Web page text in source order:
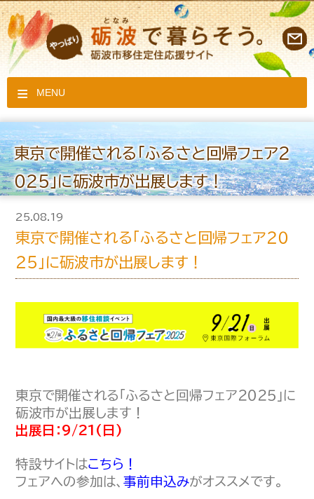
MENU
東京で開催される「ふるさと回帰フェア２
０２５」に砺波市が出展します！
25.08.19
東京で開催される「ふるさと回帰フェア２０
２５」に砺波市が出展します！
東京で開催される「ふるさと回帰フェア２０２５」に
砺波市が出展します！
出展日：9/21(日)
特設サイトはこちら！
フェアへの参加は、事前申込みがオススメです。